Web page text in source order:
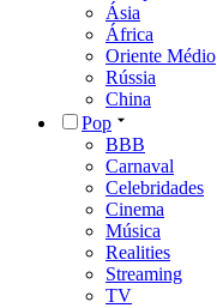
Ásia
África
Oriente Médio
Rússia
China
Pop
BBB
Carnaval
Celebridades
Cinema
Música
Realities
Streaming
TV